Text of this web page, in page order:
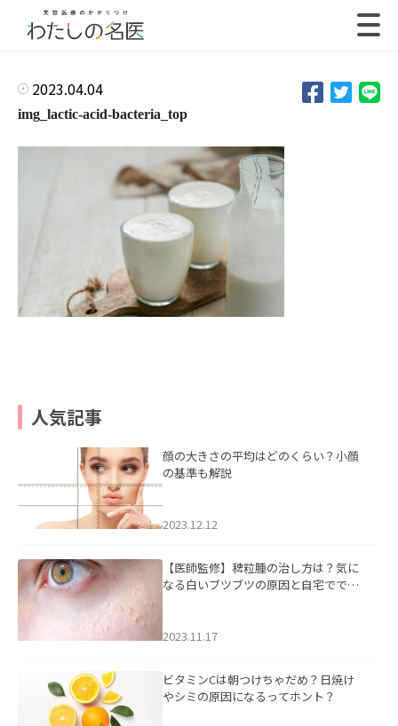
2023.04.04
img_lactic-acid-bacteria_top
人気記事
顔の大きさの平均はどのくらい？小顔
の基準も解説
2023.12.12
【医師監修】稗粒腫の治し方は？気に
なる白いブツブツの原因と自宅ででき
2023.11.17
ビタミンCは朝つけちゃだめ？日焼け
やシミの原因になるってホント？